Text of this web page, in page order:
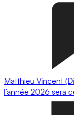
Matthieu Vincent
l’année 2026 sera